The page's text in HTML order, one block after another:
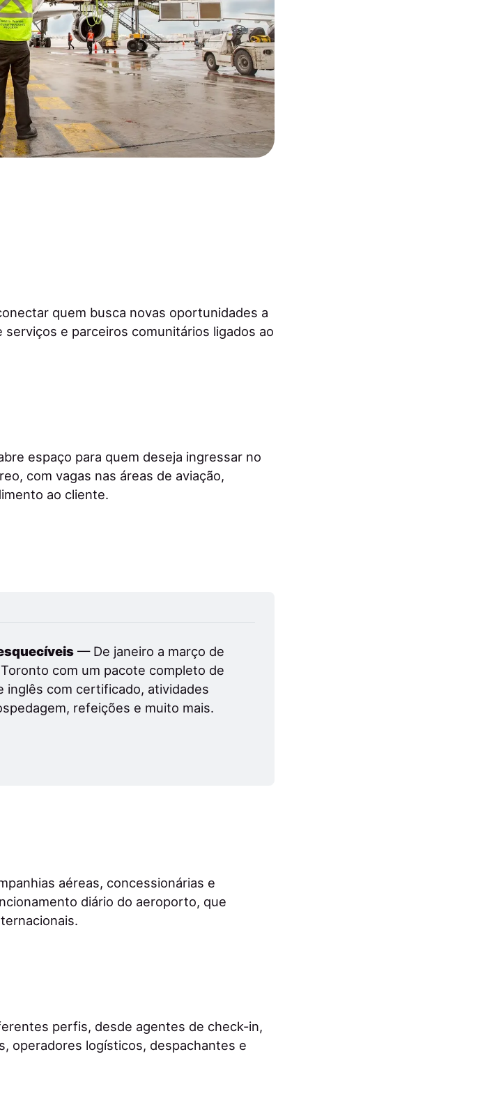
quem busca novas oportunidades a
e parceiros comunitários ligados ao
espaço para quem deseja ingressar no
com vagas nas áreas de aviação,
ao cliente.
— De janeiro a março de
com um pacote completo de
inglês com certificado, atividades
refeições e muito mais.
aéreas, concessionárias e
diário do aeroporto, que
perfis, desde agentes de check-in,
operadores logísticos, despachantes e